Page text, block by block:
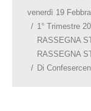
venerdì 19
1° Trimestre
RASSEGNA
RASSEGNA
Di